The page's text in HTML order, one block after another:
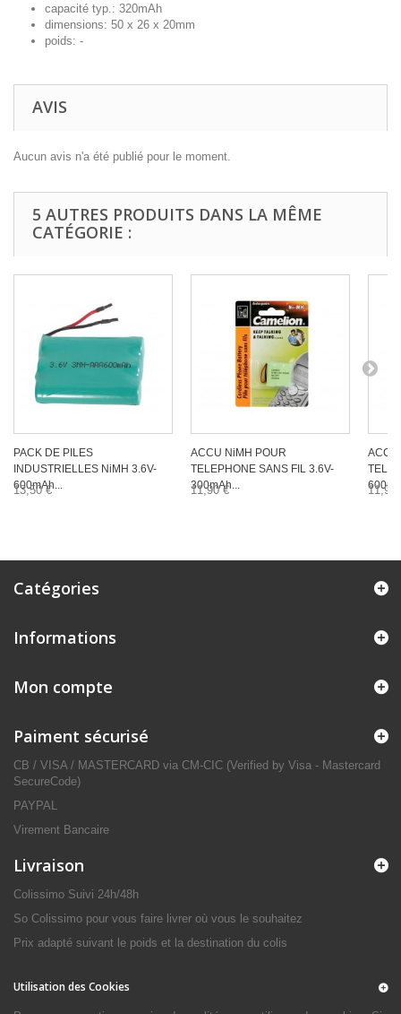
capacité typ.: 320mAh
dimensions: 50 x 26 x 20mm
poids: -
AVIS
Aucun avis n'a été publié pour le moment.
5 AUTRES PRODUITS DANS LA MÊME
CATÉGORIE :
PACK DE PILES
INDUSTRIELLES NiMH 3.6V-
600mAh...
13,50 €
ACCU NiMH POUR
TELEPHONE SANS FIL 3.6V-
300mAh...
11,90 € 11,90
Catégories
Informations
Mon compte
Paiment sécurisé
CB / VISA / MASTERCARD via CM-CIC (Verified by Visa - Mastercard
SecureCode)
PAYPAL
Virement Bancaire
Livraison
Colissimo Suivi 24h/48h
So Colissimo pour vous faire livrer où vous le souhaitez
Prix adapté suivant le poids et la destination du colis
Utilisation des Cookies